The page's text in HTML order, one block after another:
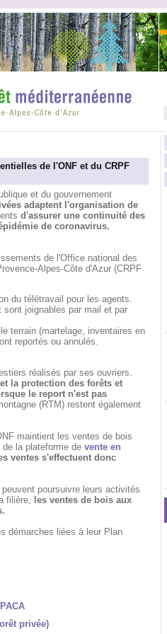
de l'ONF et du CRPF
et du gouvernement
adaptent l'organisation de
d'assurer une continuité des
de coronavirus.
de l'Office national des
Alpes-Côte d'Azur (CRPF
du télétravail pour les agents.
joignables par mail et par
terrain (martelage, inventaires en
reportés ou annulés.
réalisés par ses ouvriers.
la protection des forêts et
le report n'est pas
(RTM) restent également
maintient les ventes de bois
la plateforme de vente en
ventes s'effectuent donc
poursuivre leurs activités
filière, les ventes de bois aux
démarches liées à leur Plan
privée)